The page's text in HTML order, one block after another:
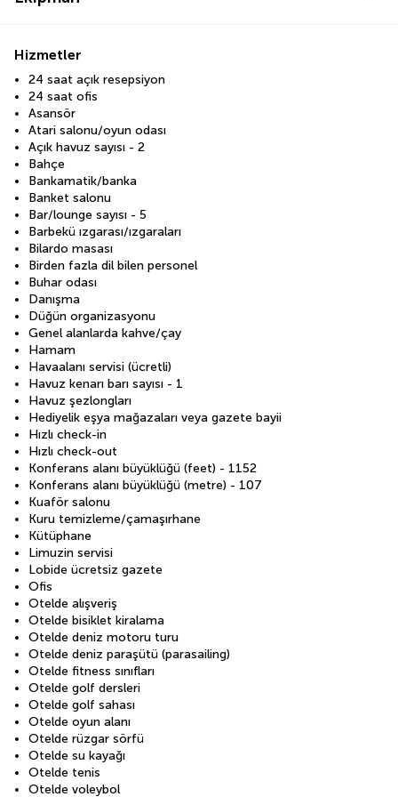
Hizmetler
24 saat açık resepsiyon
24 saat ofis
Asansör
Atari salonu/oyun odası
Açık havuz sayısı - 2
Bahçe
Bankamatik/banka
Banket salonu
Bar/lounge sayısı - 5
Barbekü ızgarası/ızgaraları
Bilardo masası
Birden fazla dil bilen personel
Buhar odası
Danışma
Düğün organizasyonu
Genel alanlarda kahve/çay
Hamam
Havaalanı servisi (ücretli)
Havuz kenarı barı sayısı - 1
Havuz şezlongları
Hediyelik eşya mağazaları veya gazete bayii
Hızlı check-in
Hızlı check-out
Konferans alanı büyüklüğü (feet) - 1152
Konferans alanı büyüklüğü (metre) - 107
Kuaför salonu
Kuru temizleme/çamaşırhane
Kütüphane
Limuzin servisi
Lobide ücretsiz gazete
Ofis
Otelde alışveriş
Otelde bisiklet kiralama
Otelde deniz motoru turu
Otelde deniz paraşütü (parasailing)
Otelde fitness sınıfları
Otelde golf dersleri
Otelde golf sahası
Otelde oyun alanı
Otelde rüzgar sörfü
Otelde su kayağı
Otelde tenis
Otelde voleybol